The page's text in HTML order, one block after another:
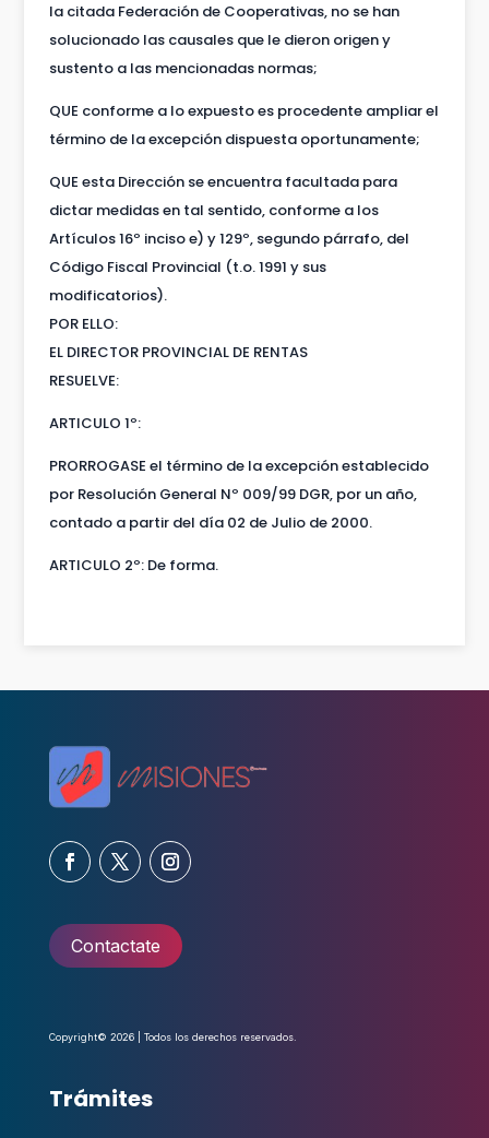
la citada Federación de Cooperativas, no se han
solucionado las causales que le dieron origen y
sustento a las mencionadas normas;
QUE conforme a lo expuesto es procedente ampliar el
término de la excepción dispuesta oportunamente;
QUE esta Dirección se encuentra facultada para
dictar medidas en tal sentido, conforme a los
Artículos 16º inciso e) y 129º, segundo párrafo, del
Código Fiscal Provincial (t.o. 1991 y sus
modificatorios).
POR ELLO:
EL DIRECTOR PROVINCIAL DE RENTAS
RESUELVE:
ARTICULO 1º:
PRORROGASE el término de la excepción establecido
por Resolución General Nº 009/99 DGR, por un año,
contado a partir del día 02 de Julio de 2000.
ARTICULO 2º: De forma.
Contactate
Copyright© 2026 | Todos los derechos reservados.
Trámites